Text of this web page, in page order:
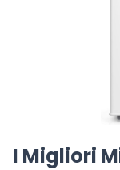
I Migliori